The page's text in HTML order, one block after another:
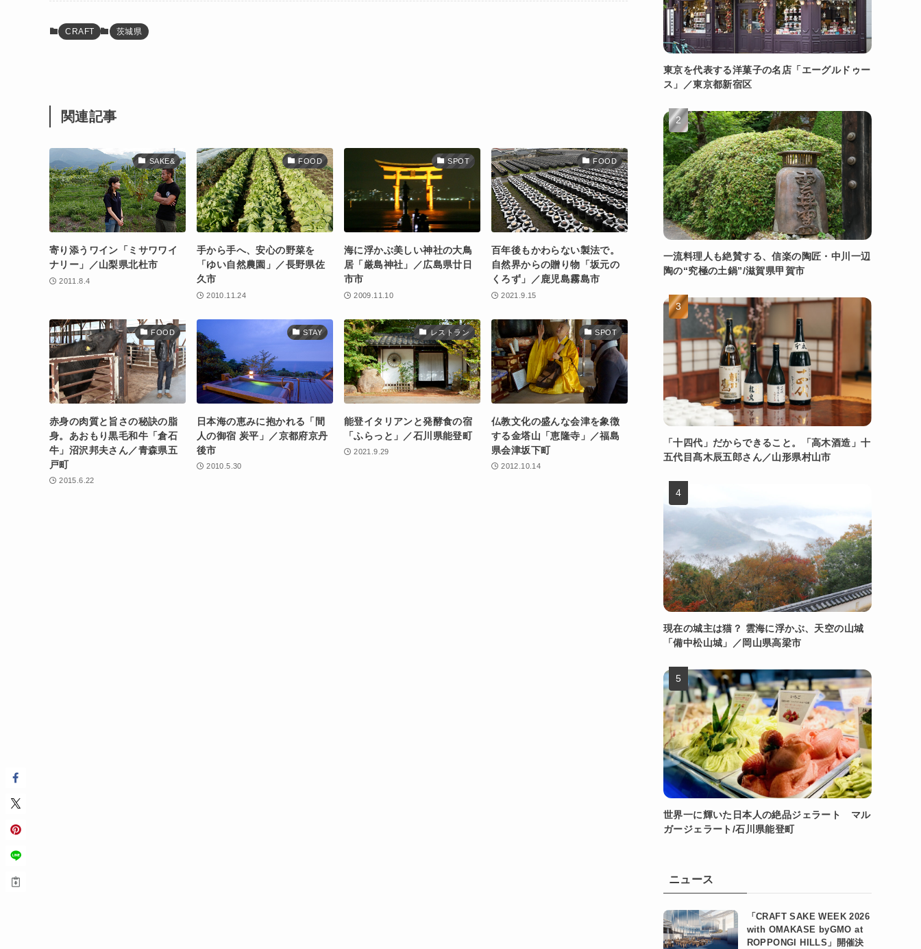
CRAFT 茨城県
関連記事
SAKE&
寄り添うワイン「ミサワワイ
ナリー」／山梨県北杜市
2011.8.4
FOOD
手から手へ、安心の野菜を
「ゆい自然農園」／長野県佐
久市
2010.11.24
SPOT
海に浮かぶ美しい神社の大鳥
居「厳島神社」／広島県廿日
市市
2009.11.10
FOOD
百年後もかわらない製法で。
自然界からの贈り物「坂元の
くろず」／鹿児島霧島市
2021.9.15
FOOD
赤身の肉質と旨さの秘訣の脂
身。あおもり黒毛和牛「倉石
牛」沼沢邦夫さん／青森県五
戸町
2015.6.22
STAY
日本海の恵みに抱かれる「間
人の御宿 炭平」／京都府京丹
後市
2010.5.30
レストラン
能登イタリアンと発酵食の宿
「ふらっと」／石川県能登町
2021.9.29
SPOT
仏教文化の盛んな会津を象徴
する金塔山「恵隆寺」／福島
県会津坂下町
2012.10.14
東京を代表する洋菓子の名店「エーグルドゥー
ス」／東京都新宿区
一流料理人も絶賛する、信楽の陶匠・中川一辺
陶の“究極の土鍋”/滋賀県甲賀市
「十四代」だからできること。「高木酒造」十
五代目髙木辰五郎さん／山形県村山市
現在の城主は猫？ 雲海に浮かぶ、天空の山城
「備中松山城」／岡山県高梁市
世界一に輝いた日本人の絶品ジェラート マル
ガージェラート/石川県能登町
ニュース
「CRAFT SAKE WEEK 2026
with OMAKASE byGMO at
ROPPONGI HILLS」開催決